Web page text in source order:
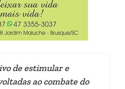
de estimular e
ao combate do